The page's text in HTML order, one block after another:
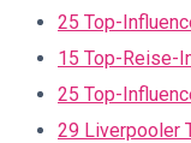
25 Top-
15 Top-Reise-
25 Top-
29 Liverpooler